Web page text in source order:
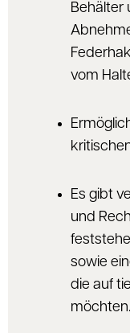
Behälter
vom
Es gibt
und
sowie
die auf
möchten.